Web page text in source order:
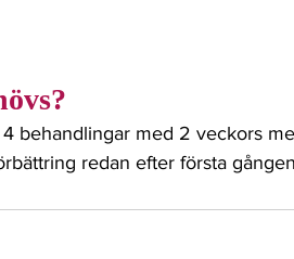
behandlingar med 2 veckors
redan efter första